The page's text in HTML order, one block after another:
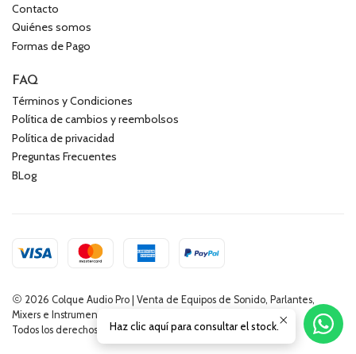
Contacto
Quiénes somos
Formas de Pago
FAQ
Términos y Condiciones
Política de cambios y reembolsos
Política de privacidad
Preguntas Frecuentes
BLog
2026 Colque Audio Pro | Venta de Equipos de Sonido, Parlantes,
Mixers e Instrumentos Musicales.
Todos los derechos reservados.Desarrollado por Jumpseller
Haz clic aquí para consultar el stock.